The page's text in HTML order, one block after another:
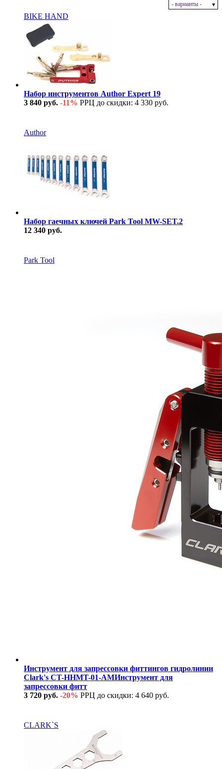
- варианты -
BIKE HAND
Набор инструментов Author Expert 19
3 840 руб. -11% РРЦ до скидки: 4 330 руб.
Author
Набор гаечных ключей Park Tool MW-SET.2
12 340 руб.
Park Tool
Инструмент для запрессовки фиттингов гидролинии
Clark's CT-HHMT-01-AMИнструмент для
запрессовки фитт
3 720 руб. -20% РРЦ до скидки: 4 640 руб.
CLARK`S